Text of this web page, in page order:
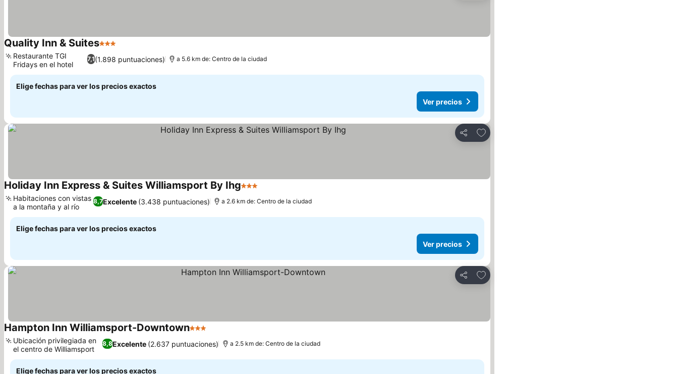
Quality Inn & Suites3 Estrellas
7,1(1.898 puntuaciones)
Restaurante TGI
Fridays en el hotel
a 5.6 km de: Centro de la ciudad
Elige fechas para ver los precios exactos
Ver precios
Compartir
Agregar a favoritos
Holiday Inn Express & Suites Williamsport By Ihg3 Estrellas
8,7Excelente (3.438 puntuaciones)
Habitaciones con vistas
a la montaña y al río
a 2.6 km de: Centro de la ciudad
Elige fechas para ver los precios exactos
Ver precios
Compartir
Agregar a favoritos
Hampton Inn Williamsport-Downtown3 Estrellas
8,8Excelente (2.637 puntuaciones)
Ubicación privilegiada en
el centro de Williamsport
a 2.5 km de: Centro de la ciudad
Elige fechas para ver los precios exactos